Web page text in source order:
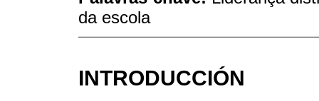
da escola
INTRODUCCIÓN